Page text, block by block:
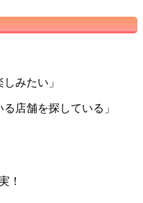
みたい」
店舗を探している」
！